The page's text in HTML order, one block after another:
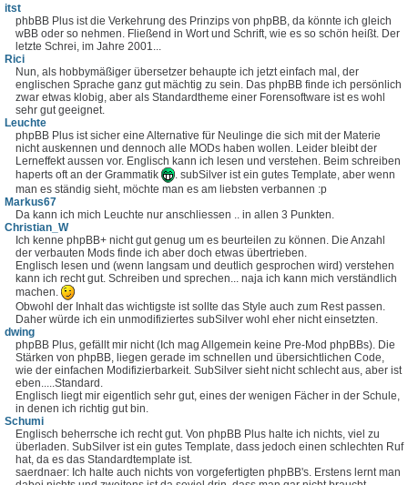
itst
phbBB Plus ist die Verkehrung des Prinzips von phpBB, da könnte ich gleich
wBB oder so nehmen. Fließend in Wort und Schrift, wie es so schön heißt. Der
letzte Schrei, im Jahre 2001...
Rici
Nun, als hobbymäßiger übersetzer behaupte ich jetzt einfach mal, der
englischen Sprache ganz gut mächtig zu sein. Das phpBB finde ich persönlich
zwar etwas klobig, aber als Standardtheme einer Forensoftware ist es wohl
sehr gut geeignet.
Leuchte
phpBB Plus ist sicher eine Alternative für Neulinge die sich mit der Materie
nicht auskennen und dennoch alle MODs haben wollen. Leider bleibt der
Lerneffekt aussen vor. Englisch kann ich lesen und verstehen. Beim schreiben
haperts oft an der Grammatik
. subSilver ist ein gutes Template, aber wenn
man es ständig sieht, möchte man es am liebsten verbannen :p
Markus67
Da kann ich mich Leuchte nur anschliessen .. in allen 3 Punkten.
Christian_W
Ich kenne phpBB+ nicht gut genug um es beurteilen zu können. Die Anzahl
der verbauten Mods finde ich aber doch etwas übertrieben.
Englisch lesen und (wenn langsam und deutlich gesprochen wird) verstehen
kann ich recht gut. Schreiben und sprechen... naja ich kann mich verständlich
machen.
Obwohl der Inhalt das wichtigste ist sollte das Style auch zum Rest passen.
Daher würde ich ein unmodifiziertes subSilver wohl eher nicht einsetzten.
dwing
phpBB Plus, gefällt mir nicht (Ich mag Allgemein keine Pre-Mod phpBBs). Die
Stärken von phpBB, liegen gerade im schnellen und übersichtlichen Code,
wie der einfachen Modifizierbarkeit. SubSilver sieht nicht schlecht aus, aber ist
eben.....Standard.
Englisch liegt mir eigentlich sehr gut, eines der wenigen Fächer in der Schule,
in denen ich richtig gut bin.
Schumi
Englisch beherrsche ich recht gut. Von phpBB Plus halte ich nichts, viel zu
überladen. SubSilver ist ein gutes Template, dass jedoch einen schlechten Ruf
hat, da es das Standardtemplate ist.
saerdnaer: Ich halte auch nichts von vorgefertigten phpBB's. Erstens lernt man